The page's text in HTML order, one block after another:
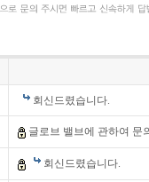
회신드렸습니다.
글로브 밸브에 관하여 문
회신드렸습니다.